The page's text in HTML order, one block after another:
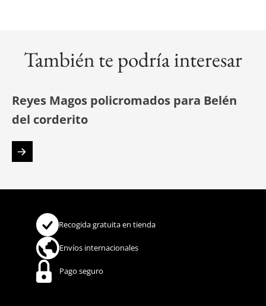
También te podría interesar
Reyes Magos policromados para Belén
del corderito
Recogida gratuita en tienda
Envíos internacionales
Pago seguro